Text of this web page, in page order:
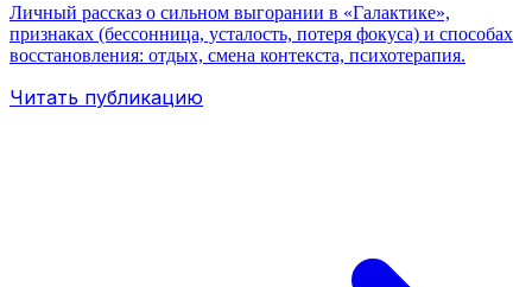
Личный рассказ о сильном выгорании в «Галактике»,
признаках (бессонница, усталость, потеря фокуса) и способах
восстановления: отдых, смена контекста, психотерапия.
Читать публикацию